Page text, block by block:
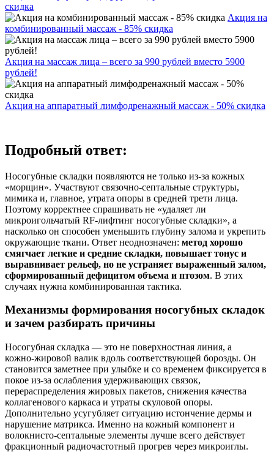
скидка
Акция на
комбинированный массаж - 85% скидка
Акция на массаж лица – всего за 990 рублей вместо 5900
рублей!
Акция на аппаратный лимфодренажный массаж - 50% скидка
Подробный ответ:
Носогубные складки появляются не только из‑за кожных
«морщин». Участвуют связочно‑септальные структуры,
мимика и, главное, утрата опоры в средней трети лица.
Поэтому корректнее спрашивать не «удаляет ли
микроигольчатый RF‑лифтинг носогубные складки», а
насколько он способен уменьшить глубину залома и укрепить
окружающие ткани. Ответ неоднозначен: метод хорошо
смягчает легкие и средние складки, повышает тонус и
выравнивает рельеф, но не устраняет выраженный залом,
сформированный дефицитом объема и птозом. В этих
случаях нужна комбинированная тактика.
Механизмы формирования носогубных складок
и зачем разбирать причины
Носогубная складка — это не поверхностная линия, а
кожно‑жировой валик вдоль соответствующей борозды. Он
становится заметнее при улыбке и со временем фиксируется в
покое из‑за ослабления удерживающих связок,
перераспределения жировых пакетов, снижения качества
коллагенового каркаса и утраты скуловой опоры.
Дополнительно усугубляет ситуацию истончение дермы и
нарушение матрикса. Именно на кожный компонент и
волокнисто‑септальные элементы лучше всего действует
фракционный радиочастотный прогрев через микроиглы.